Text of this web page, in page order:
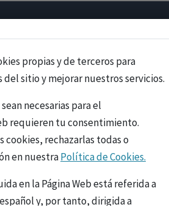
propias y de terceros para
del sitio y mejorar nuestros servicios.
necesarias para el
requieren tu consentimiento.
cookies, rechazarlas todas o
en nuestraPolítica de Cookies.
en la Página Web está referida a
y, por tanto, dirigida a